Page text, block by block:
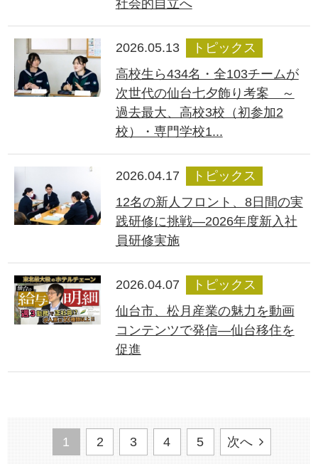
社会的自立へ
2026.05.13
トピックス
高校生ら434名・全103チームが
次世代の仙台七夕飾り考案 ～
過去最大、高校3校（初参加2
校）・専門学校1...
2026.04.17
トピックス
12名の新人フロント、8日間の実
践研修に挑戦―2026年度新入社
員研修実施
2026.04.07
トピックス
仙台市、松月産業の魅力を動画
コンテンツで発信―仙台移住を
促進
1 2 3 4 5 次へ